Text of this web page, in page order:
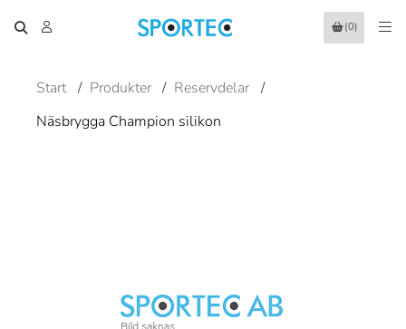
(0)
Start / Produkter / Reservdelar /
Näsbrygga Champion silikon